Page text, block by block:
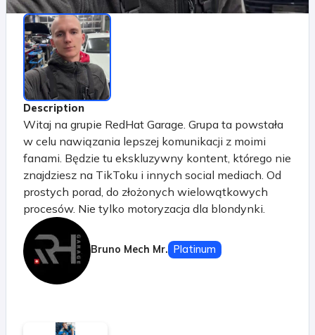
Description
Witaj na grupie RedHat Garage. Grupa ta powstała
w celu nawiązania lepszej komunikacji z moimi
fanami. Będzie tu ekskluzywny kontent, którego nie
znajdziesz na TikToku i innych social mediach. Od
prostych porad, do złożonych wielowątkowych
procesów. Nie tylko motoryzacja dla blondynki.
Motoryzacja dla każdego. Będziecie mogli zadawać
dowolne pytania, a ja będę na nie odpowiadał na
live'ach. Będę dzielił się z Wami nie tylko
ciekawostkami z garażu, ale też przygotuję różne
drogowym, ale boisz się zapytać swojego męża.
Bruno Mech Mr. Platinum